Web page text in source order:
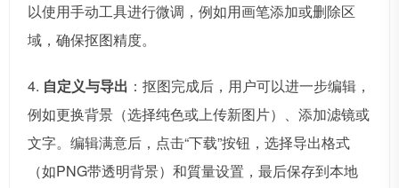
以使用手动工具进行微调，例如用画笔添加或删除区
域，确保抠图精度。
4. 自定义与导出 ：抠图完成后，用户可以进一步编辑，
例如更换背景（选择纯色或上传新图片）、添加滤镜或
文字。编辑满意后，点击“下载”按钮，选择导出格式
（如PNG带透明背景）和質量设置，最后保存到本地